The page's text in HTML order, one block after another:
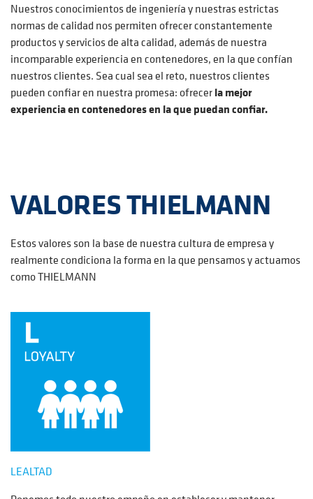
Nuestros conocimientos de ingeniería y nuestras estrictas
normas de calidad nos permiten ofrecer constantemente
productos y servicios de alta calidad, además de nuestra
incomparable experiencia en contenedores, en la que confían
nuestros clientes. Sea cual sea el reto, nuestros clientes
pueden confiar en nuestra promesa: ofrecerla mejor
experiencia en contenedores en la que puedan confiar.
VALORES THIELMANN
Estos valores son la base de nuestra cultura de empresa y
realmente condiciona la forma en la que pensamos y actuamos
como THIELMANN
LEALTAD